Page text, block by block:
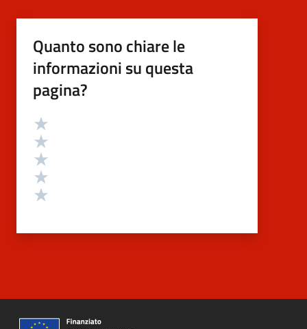
Quanto sono chiare le
informazioni su questa
pagina?
Valutazione